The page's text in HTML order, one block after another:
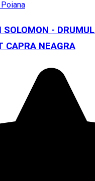
SOLOMON -
CAPRA NEAGRA